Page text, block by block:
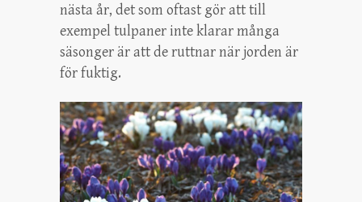
nästa år, det som oftast gör att till
exempel tulpaner inte klarar många
säsonger är att de ruttnar när jorden är
för fuktig.